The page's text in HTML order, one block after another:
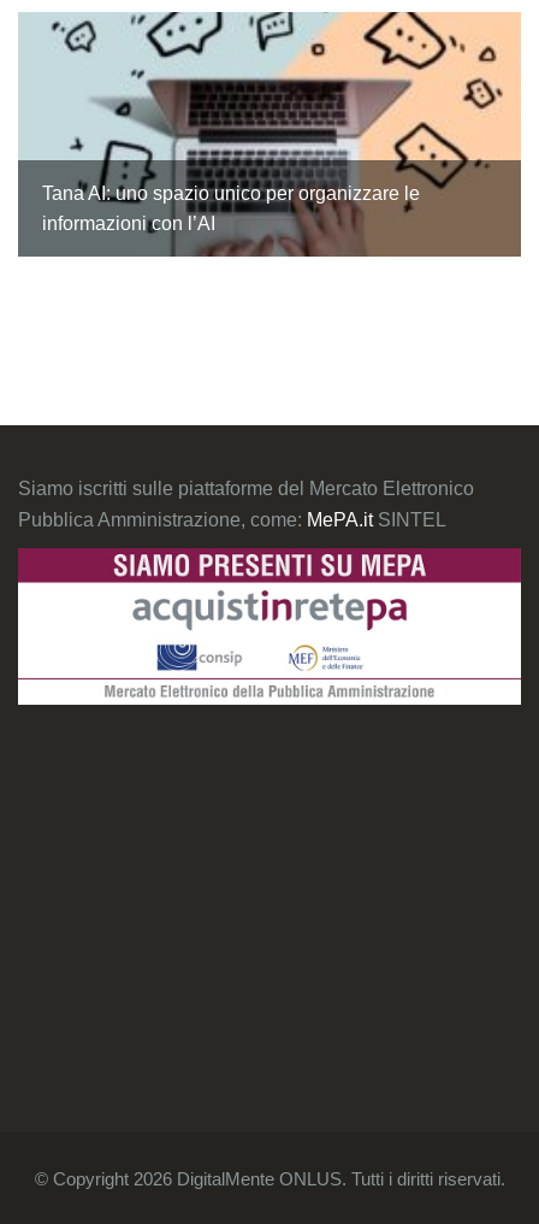
Tana AI: uno spazio unico per organizzare le
informazioni con l’AI
Siamo iscritti sulle piattaforme del Mercato Elettronico
Pubblica Amministrazione, come: MePA.it SINTEL
© Copyright 2026 DigitalMente ONLUS. Tutti i diritti riservati.